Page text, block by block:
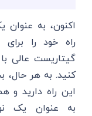
اکنون، به عنوان
راه خود را
گیتاریست عالی
کنید. به هر حال،
این راه دارید و
به عنوان یک